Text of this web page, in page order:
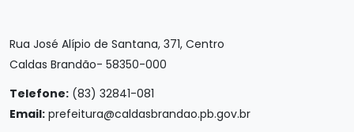
Rua José Alípio de Santana, 371, Centro
Caldas Brandão- 58350-000
Telefone: (83) 32841-081
Email: prefeitura@caldasbrandao.pb.gov.br